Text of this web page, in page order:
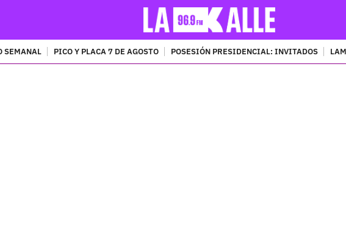
SEMANAL PICO Y PLACA 7 DE AGOSTO POSESIÓN PRESIDENCIAL: INVITADOS